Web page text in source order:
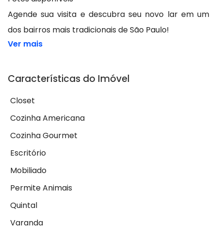
Agende sua visita e descubra seu novo lar em um
dos bairros mais tradicionais de São Paulo!
Ver mais
Características do Imóvel
Closet
Cozinha Americana
Cozinha Gourmet
Escritório
Mobiliado
Permite Animais
Quintal
Varanda